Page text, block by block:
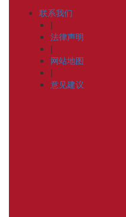
联系我们
|
法律声明
|
网站地图
|
意见建议